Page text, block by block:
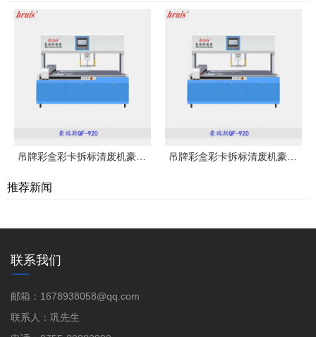
推荐新闻
联系我们
邮箱：1678938058@qq.com
联系人：巩先生